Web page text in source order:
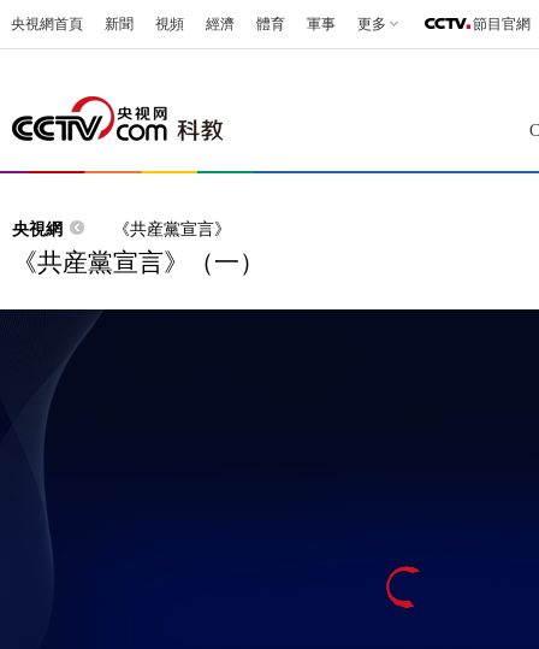
央視網首頁 新聞 視頻 經濟 體育 軍事 更多 節目官網
央視網 《共産黨宣言》
《共産黨宣言》（一）